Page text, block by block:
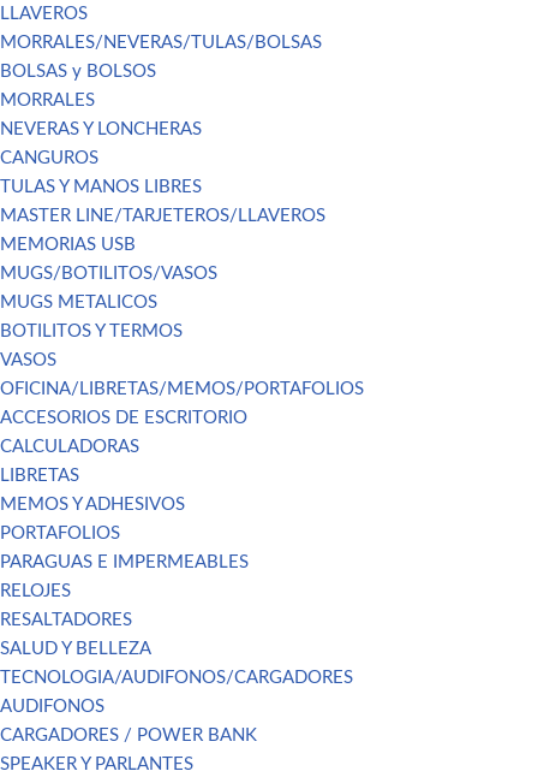
LLAVEROS
MORRALES/NEVERAS/TULAS/BOLSAS
BOLSAS y BOLSOS
MORRALES
NEVERAS Y LONCHERAS
CANGUROS
TULAS Y MANOS LIBRES
MASTER LINE/TARJETEROS/LLAVEROS
MEMORIAS USB
MUGS/BOTILITOS/VASOS
MUGS METALICOS
BOTILITOS Y TERMOS
VASOS
OFICINA/LIBRETAS/MEMOS/PORTAFOLIOS
ACCESORIOS DE ESCRITORIO
CALCULADORAS
LIBRETAS
MEMOS Y ADHESIVOS
PORTAFOLIOS
PARAGUAS E IMPERMEABLES
RELOJES
RESALTADORES
SALUD Y BELLEZA
TECNOLOGIA/AUDIFONOS/CARGADORES
AUDIFONOS
CARGADORES / POWER BANK
SPEAKER Y PARLANTES